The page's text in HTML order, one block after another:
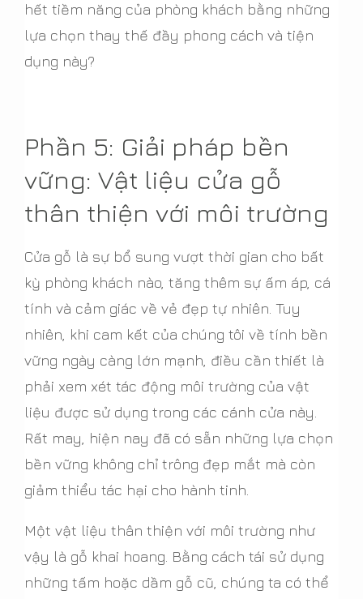
hết tiềm năng của phòng khách bằng những
lựa chọn thay thế đầy phong cách và tiện
dụng này?
Phần 5: Giải pháp bền
vững: Vật liệu cửa gỗ
thân thiện với môi trường
Cửa gỗ là sự bổ sung vượt thời gian cho bất
kỳ phòng khách nào, tăng thêm sự ấm áp, cá
tính và cảm giác về vẻ đẹp tự nhiên. Tuy
nhiên, khi cam kết của chúng tôi về tính bền
vững ngày càng lớn mạnh, điều cần thiết là
phải xem xét tác động môi trường của vật
liệu được sử dụng trong các cánh cửa này.
Rất may, hiện nay đã có sẵn những lựa chọn
bền vững không chỉ trông đẹp mắt mà còn
giảm thiểu tác hại cho hành tinh.
Một vật liệu thân thiện với môi trường như
vậy là gỗ khai hoang. Bằng cách tái sử dụng
những tấm hoặc dầm gỗ cũ, chúng ta có thể